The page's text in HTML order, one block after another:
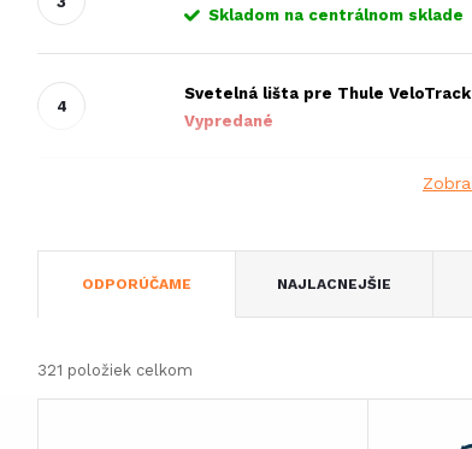
Skladom na centrálnom sklade
Svetelná lišta pre Thule
Vypredané
d
ODPORÚČAME NAJLACNEJŠIE
321 položiek celkom